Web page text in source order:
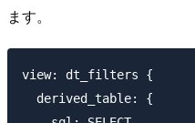
ます。
view: dt_filters {
  derived_table: {